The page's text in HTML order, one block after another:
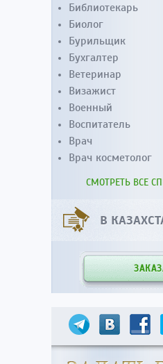
Библиотекарь
Биолог
Бурильщик
Бухгалтер
Ветеринар
Визажист
Военный
Воспитатель
Врач
Врач косметолог
СМОТРЕТЬ ВСЕ
В